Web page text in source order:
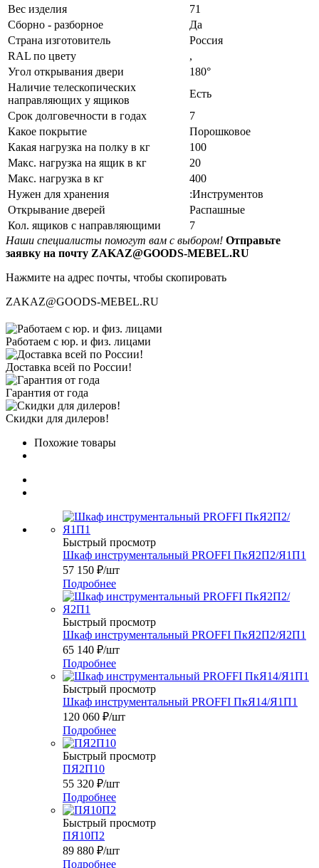
Вес изделия
71
Сборно - разборное
Да
Страна изготовитель
Россия
RAL по цвету
,
Угол открывания двери
180°
Наличие телескопических
направляющих у ящиков
Есть
Срок долговечности в годах
7
Какое покрытие
Порошковое
Какая нагрузка на полку в кг
100
Макс. нагрузка на ящик в кг
20
Макс. нагрузка в кг
400
Нужен для хранения
:Инструментов
Открывание дверей
Распашные
Кол. ящиков с направляющими
7
Наши специалисты помогут вам с выбором! Отправьте
заявку на почту ZAKAZ@GOODS-MEBEL.RU
Нажмите на адрес почты, чтобы скопировать
ZAKAZ@GOODS-MEBEL.RU
Работаем с юр. и физ. лицами
Доставка всей по России!
Гарантия от года
Скидки для дилеров!
Похожие товары
Быстрый просмотр
Шкаф инструментальный PROFFI ПкЯ2П2/Я1П1
57 150 ₽/шт
Подробнее
Быстрый просмотр
Шкаф инструментальный PROFFI ПкЯ2П2/Я2П1
65 140 ₽/шт
Подробнее
Быстрый просмотр
Шкаф инструментальный PROFFI ПкЯ14/Я1П1
120 060 ₽/шт
Подробнее
Быстрый просмотр
ПЯ2П10
55 320 ₽/шт
Подробнее
Быстрый просмотр
ПЯ10П2
89 880 ₽/шт
Подробнее